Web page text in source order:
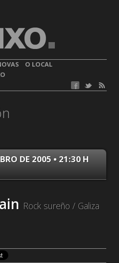
O LOCAL
DE 2005 • 21:30 H
Rock sureño / Galiza